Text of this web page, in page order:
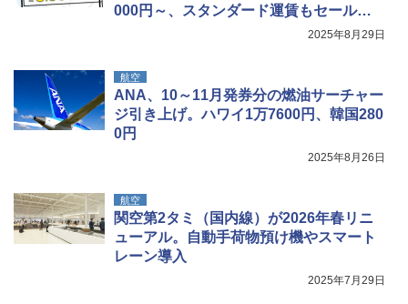
Coleman(コールマン) ツーリングドーム/LD
X 2人用 3人用 キャンプ アウトドア フェス
ソロキャンプ ソロテント
￥20,718
ポインターライト 強力 小型 緑色/赤色/青紫色
USB充電式 高精度 超長距離照射 長時間使用
ンパクト多機能設計 持ち運び便利 アウトド
ア/オフィス/教育現場/展示会用 緑
￥1,180
000円～、スタンダード運賃もセール対
2025年8月29日
航空
ANA、10～11月発券分の燃油サーチャー
ジ引き上げ。ハワイ1万7600円、韓国280
0円
2025年8月26日
航空
関空第2タミ（国内線）が2026年春リニ
ューアル。自動手荷物預け機やスマート
レーン導入
2025年7月29日